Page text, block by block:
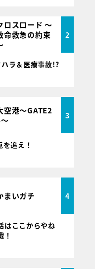
ロスロード ～
命救急の約束
2
ラ＆医療事故!?
空港～GATE2
3
追え！
まいガチ 4
はここからやね
！